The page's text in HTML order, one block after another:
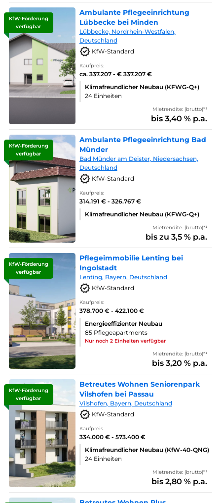
KfW-Förderung
verfügbar
Ambulante Pflegeeinrichtung
Lübbecke bei Minden
Lübbecke, Nordrhein-Westfalen,
Deutschland
KfW-Standard
Kaufpreis:
ca. 337.207 - € 337.207 €
Klimafreundlicher Neubau (KFWG-Q+)
24 Einheiten
Mietrendite: (brutto)*¹
bis 3,40 % p.a.
KfW-Förderung
verfügbar
Ambulante Pflegeeinrichtung Bad
Münder
Bad Münder am Deister, Niedersachsen,
Deutschland
KfW-Standard
Kaufpreis:
314.191 € - 326.767 €
Klimafreundlicher Neubau (KFWG-Q+)
Mietrendite: (brutto)*¹
bis zu 3,5 % p.a.
KfW-Förderung
verfügbar
Pflegeimmobilie Lenting bei
Ingolstadt
Lenting, Bayern, Deutschland
KfW-Standard
Kaufpreis:
378.700 € - 422.100 €
Energieeffizienter Neubau
85 Pflegeapartments
Nur noch 2 Einheiten verfügbar
Mietrendite: (brutto)*¹
bis 3,20 % p.a.
KfW-Förderung
verfügbar
Betreutes Wohnen Seniorenpark
Vilshofen bei Passau
Vilshofen, Bayern, Deutschland
KfW-Standard
Kaufpreis:
334.000 € - 573.400 €
Klimafreundlicher Neubau (KfW-40-QNG)
24 Einheiten
Mietrendite: (brutto)*¹
bis 2,80 % p.a.